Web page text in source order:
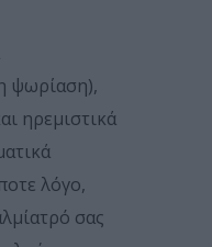
ψωρίαση),
ηρεμιστικά
λόγο,
σας